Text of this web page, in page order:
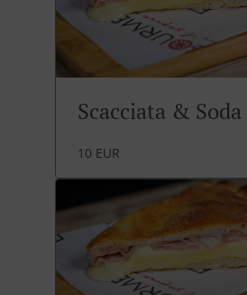
Scacciata &
10 EUR